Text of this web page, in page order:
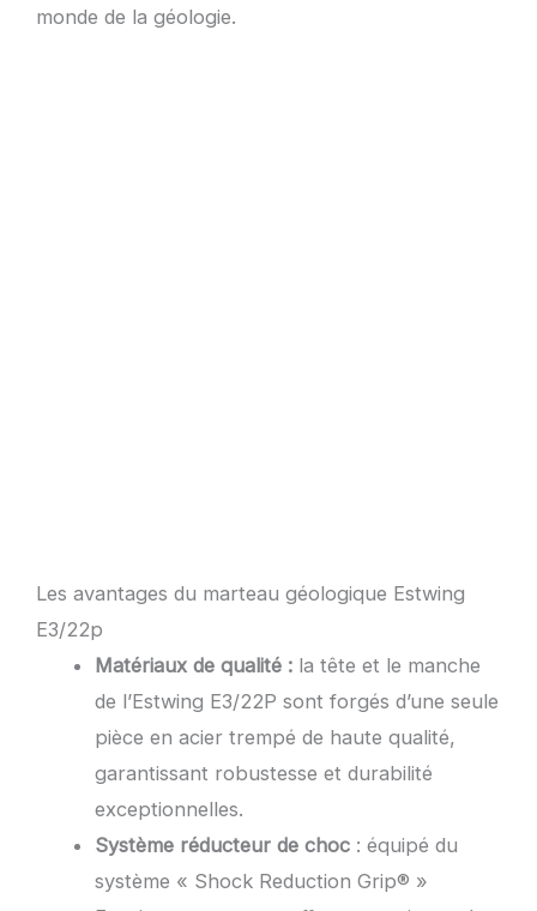
monde de la géologie.
Les avantages du marteau géologique Estwing
E3/22p
Matériaux de qualité : la tête et le manche
de l’Estwing E3/22P sont forgés d’une seule
pièce en acier trempé de haute qualité,
garantissant robustesse et durabilité
exceptionnelles.
Système réducteur de choc : équipé du
système « Shock Reduction Grip® »